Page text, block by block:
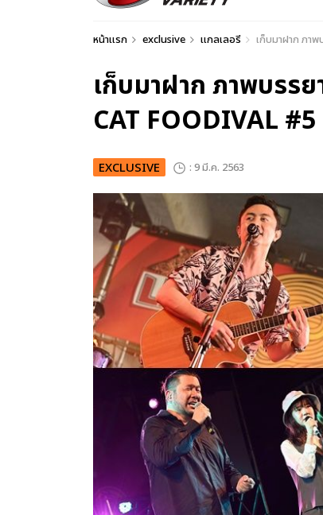
หน้าแรก exclusive แกลเลอรี เก็บมาฝาก ภา
เก็บมาฝาก ภาพบรร
CAT FOODIVAL #5
EXCLUSIVE : 9 มี.ค. 2563